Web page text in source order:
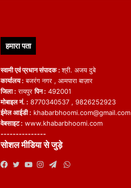
हमारा पता
स्वामी एवं प्रधान संपादक :श्री. अजय दुबे
कार्यालय : बजरंग नगर , आमपारा बाज़ार
जिला : रायपुरपिन : 492001
मोबाइल नं. : 8770340537 , 9826252923
ईमेल आईडी : khabarbhoomi.com@gmail.com
वेबसाइट : www.khabarbhoomi.com
---------------
सोशल मीडिया से जुड़े